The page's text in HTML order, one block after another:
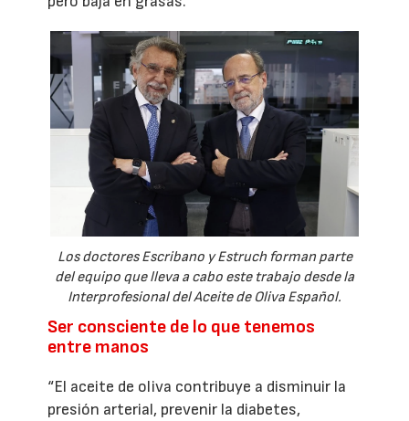
Los doctores Escribano y Estruch forman parte
del equipo que lleva a cabo este trabajo desde la
Interprofesional del Aceite de Oliva Español.
Ser consciente de lo que tenemos
entre manos
“El aceite de oliva contribuye a disminuir la
presión arterial, prevenir la diabetes,